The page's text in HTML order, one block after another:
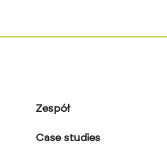
Zespół
Case studies